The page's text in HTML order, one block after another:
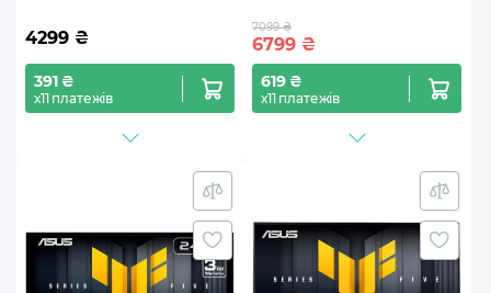
4299 ₴
391 ₴
х11 платежів
7099 ₴
6799 ₴
619 ₴
х11 платежів